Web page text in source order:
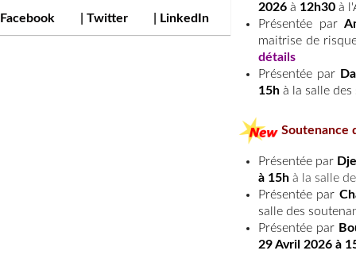
Facebook Twitter LinkedIn
2026 à 12h30 à l'
Présentée par
maitrise de
détails
Présentée par
15h à la salle
Soutenance
Présentée par
à 15h à la salle
Présentée par
salle des
Présentée par
29 Avril 2026 à